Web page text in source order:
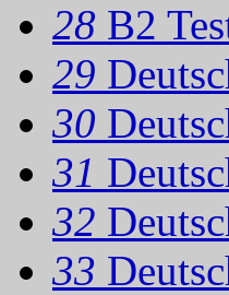
28 B2
29
30
31
32
33